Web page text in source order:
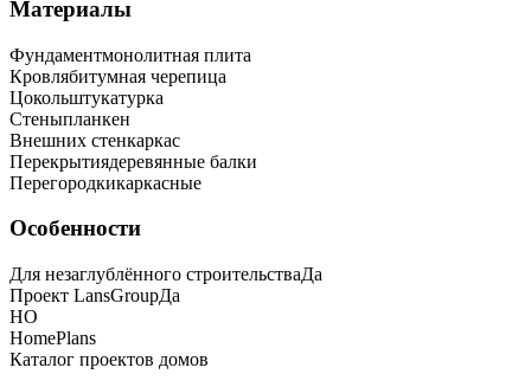
Материалы
Фундаментмонолитная плита
Кровлябитумная черепица
Цокольштукатурка
Стеныпланкен
Внешних стенкаркас
Перекрытиядеревянные балки
Перегородкикаркасные
Особенности
Для незаглублённого строительстваДа
Проект LansGroupДа
HO
HomePlans
Каталог проектов домов